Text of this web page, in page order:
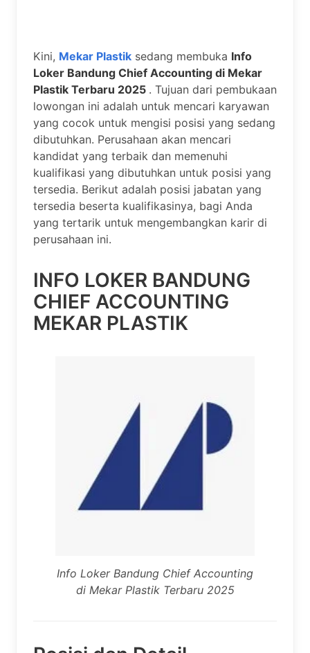
Kini, Mekar Plastik sedang membuka Info
Loker Bandung Chief Accounting di Mekar
Plastik Terbaru 2025 . Tujuan dari pembukaan
lowongan ini adalah untuk mencari karyawan
yang cocok untuk mengisi posisi yang sedang
dibutuhkan. Perusahaan akan mencari
kandidat yang terbaik dan memenuhi
kualifikasi yang dibutuhkan untuk posisi yang
tersedia. Berikut adalah posisi jabatan yang
tersedia beserta kualifikasinya, bagi Anda
yang tertarik untuk mengembangkan karir di
perusahaan ini.
INFO LOKER BANDUNG
CHIEF ACCOUNTING
MEKAR PLASTIK
Info Loker Bandung Chief Accounting
di Mekar Plastik Terbaru 2025